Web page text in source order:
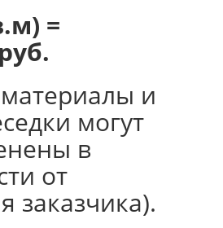
=
и
могут
в
от
заказчика).